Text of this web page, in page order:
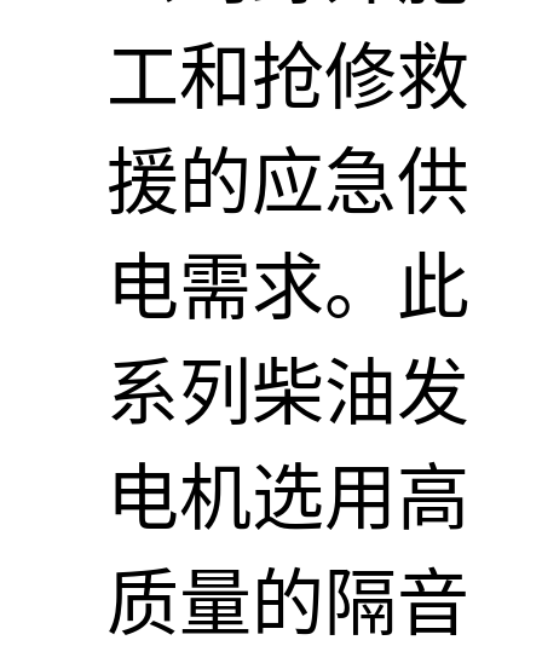
工和抢修救
援的应急供
电需求。此
系列柴油发
电机选用高
质量的隔音